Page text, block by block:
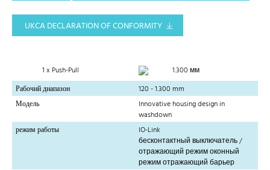
UKCA DECLARATION OF CONFORMITY
1 x Push-Pull
1.300 мм
Рабочий диапазон
120 - 1.300 mm
Модель
Innovative housing design in
washdown
режим работы
IO-Link
бесконтактный выключатель /
отражающий режим оконный
режим отражающий барьер